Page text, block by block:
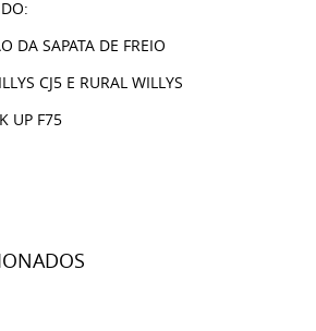
DA SAPATA DE FREIO
CJ5 E RURAL WILLYS
UP F75